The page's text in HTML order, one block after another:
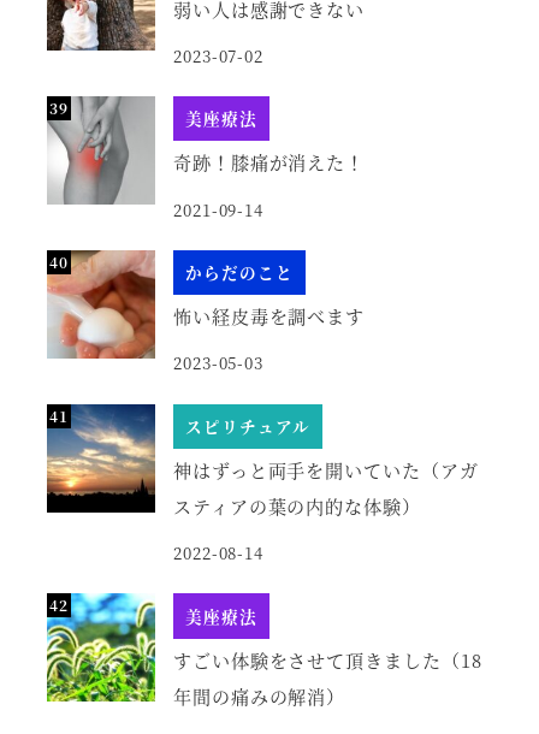
弱い人は感謝できない
2023-07-02
美座療法
奇跡！膝痛が消えた！
2021-09-14
からだのこと
怖い経皮毒を調べます
2023-05-03
スピリチュアル
神はずっと両手を開いていた（アガ
スティアの葉の内的な体験）
2022-08-14
美座療法
すごい体験をさせて頂きました（18
年間の痛みの解消）